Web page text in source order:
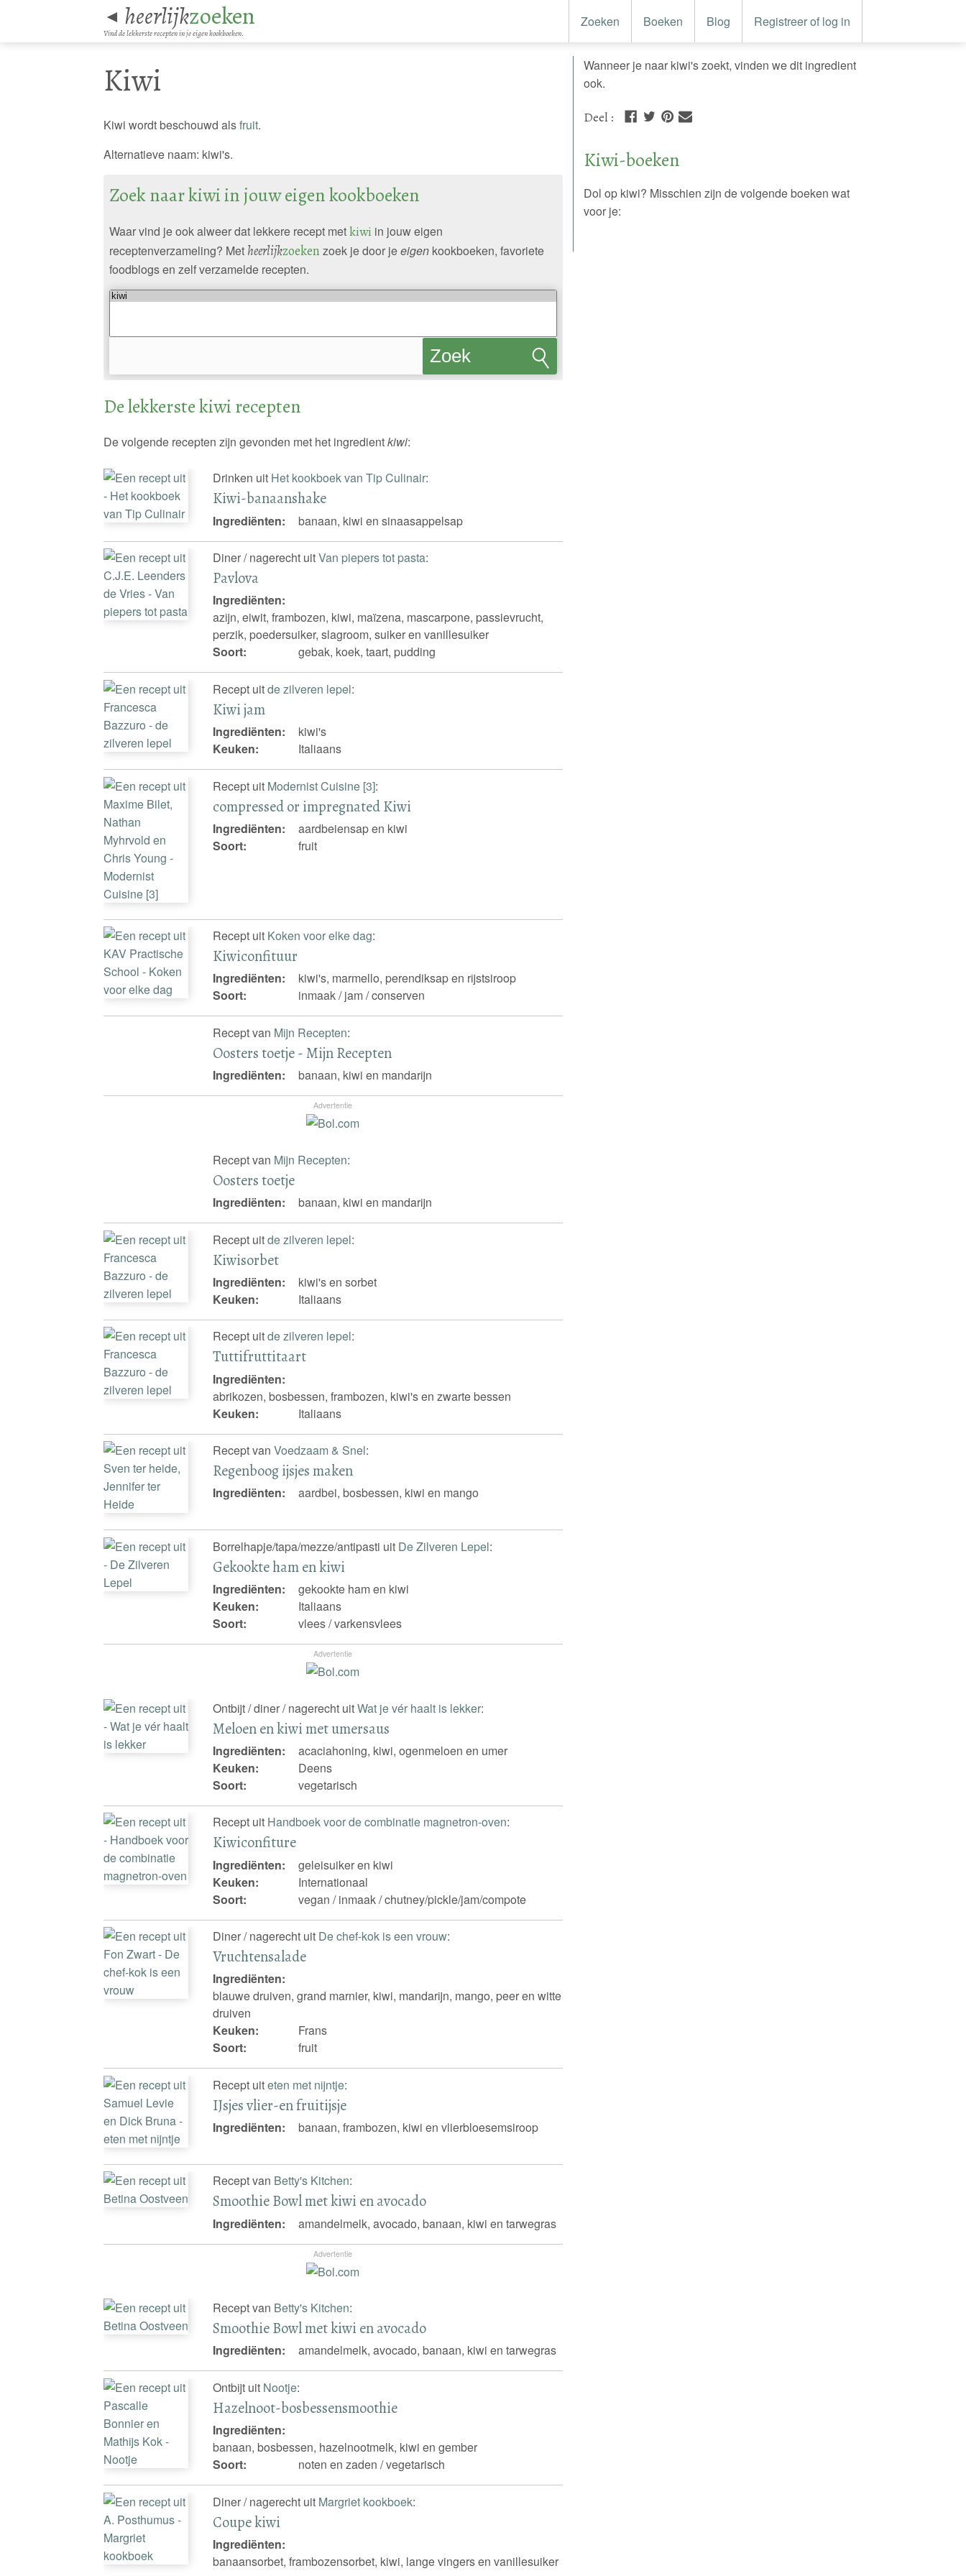
◄ heerlijkzoeken
Vind de lekkerste recepten in je eigen kookboeken.
Zoeken Boeken Blog Registreer of log in
Kiwi
Kiwi wordt beschouwd alsfruit.
Alternatieve naam: kiwi's.
Zoek naar kiwi in jouw eigen kookboeken
Waar vind je ook alweer dat lekkere recept metkiwi in jouw eigen
receptenverzameling? Met heerlijkzoekenzoek je door jeeigenkookboeken, favoriete
foodblogs en zelf verzamelde recepten.
Zoek
De lekkerste kiwi recepten
De volgende recepten zijn gevonden met het ingredientkiwi:
Drinken uit Het kookboek van Tip Culinair:
Kiwi-banaanshake
Ingrediënten: banaan, kiwi en sinaasappelsap
Diner / nagerecht uitVan piepers tot pasta:
Pavlova
Ingrediënten:
azijn, eiwit, frambozen, kiwi, maïzena, mascarpone, passievrucht,
perzik, poedersuiker, slagroom, suiker en vanillesuiker
Soort:
gebak, koek, taart, pudding
Recept uitde zilveren lepel:
Kiwi jam
Ingrediënten:
kiwi's
Keuken:
Italiaans
Recept uit Modernist Cuisine [3]:
compressed or impregnated Kiwi
Ingrediënten:
aardbeiensap en kiwi
Soort:
fruit
Recept uit Koken voor elke dag:
Kiwiconfituur
Ingrediënten:
kiwi's, marmello, perendiksap en rijstsiroop
Soort:
inmaak / jam / conserven
Recept van Mijn Recepten:
Oosters toetje - Mijn Recepten
Ingrediënten: banaan, kiwi en mandarijn
Advertentie
Recept van Mijn Recepten:
Oosters toetje
Ingrediënten: banaan, kiwi en mandarijn
Recept uitde zilveren lepel:
Kiwisorbet
Ingrediënten:
kiwi's en sorbet
Keuken:
Italiaans
Recept uitde zilveren lepel:
Tuttifruttitaart
Ingrediënten:
abrikozen, bosbessen, frambozen, kiwi's en zwarte bessen
Keuken:
Italiaans
Recept vanVoedzaam & Snel:
Regenboog ijsjes maken
Ingrediënten: aardbei, bosbessen, kiwi en mango
Borrelhapje/tapa/mezze/antipasti uit De Zilveren Lepel:
Gekookte ham en kiwi
Ingrediënten:
gekookte ham en kiwi
Keuken:
Italiaans
Soort:
vlees / varkensvlees
Advertentie
Ontbijt / diner / nagerecht uitWat je vér haalt is lekker:
Meloen en kiwi met umersaus
Ingrediënten:
acaciahoning, kiwi, ogenmeloen en umer
Keuken:
Deens
Soort:
vegetarisch
Recept uit Handboek voor de combinatie magnetron-oven:
Kiwiconfiture
Ingrediënten:
geleisuiker en kiwi
Keuken:
Internationaal
Soort:
vegan / inmaak / chutney/pickle/jam/compote
Diner / nagerecht uit De chef-kok is een vrouw:
Vruchtensalade
Ingrediënten:
blauwe druiven, grand marnier, kiwi, mandarijn, mango, peer en witte
druiven
Keuken:
Frans
Soort:
fruit
Recept uiteten met nijntje:
IJsjes vlier-en fruitijsje
Ingrediënten: banaan, frambozen, kiwi en vlierbloesemsiroop
Recept van Betty's Kitchen:
Smoothie Bowl met kiwi en avocado
Ingrediënten: amandelmelk, avocado, banaan, kiwi en tarwegras
Advertentie
Recept van Betty's Kitchen:
Smoothie Bowl met kiwi en avocado
Ingrediënten: amandelmelk, avocado, banaan, kiwi en tarwegras
Ontbijt uit Nootje:
Hazelnoot-bosbessensmoothie
Ingrediënten:
banaan, bosbessen, hazelnootmelk, kiwi en gember
Soort:
noten en zaden / vegetarisch
Diner / nagerecht uit Margriet kookboek:
Coupe kiwi
Ingrediënten:
banaansorbet, frambozensorbet, kiwi, lange vingers en vanillesuiker
Wanneer je naar kiwi's zoekt, vinden we dit ingredient
ook.
Deel :
Kiwi-boeken
Dol op kiwi? Misschien zijn de volgende boeken wat
voor je: